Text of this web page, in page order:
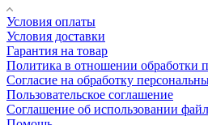
Условия оплаты
Условия доставки
Гарантия на товар
Политика в отношении обработки
Cогласие на обработку
Пользовательское соглашение
Cоглашение об использовании